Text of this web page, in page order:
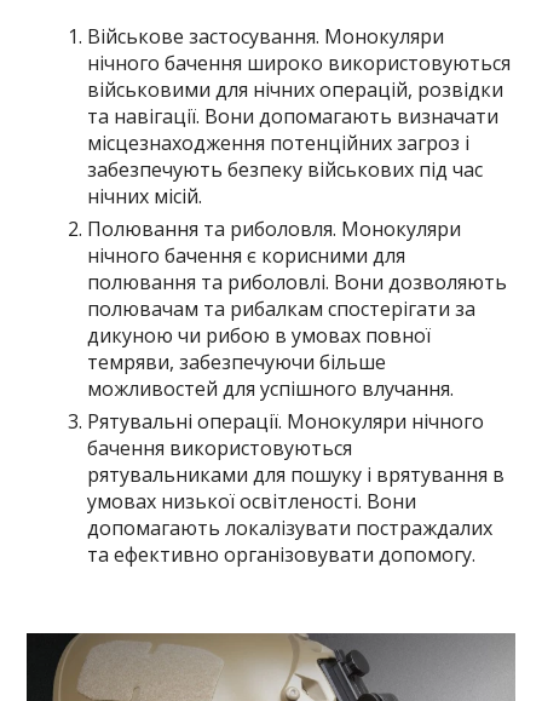
Військове застосування. Монокуляри
нічного бачення широко використовуються
військовими для нічних операцій, розвідки
та навігації. Вони допомагають визначати
місцезнаходження потенційних загроз і
забезпечують безпеку військових під час
нічних місій.
Полювання та риболовля. Монокуляри
нічного бачення є корисними для
полювання та риболовлі. Вони дозволяють
полювачам та рибалкам спостерігати за
дикуною чи рибою в умовах повної
темряви, забезпечуючи більше
можливостей для успішного влучання.
Рятувальні операції. Монокуляри нічного
бачення використовуються
рятувальниками для пошуку і врятування в
умовах низької освітленості. Вони
допомагають локалізувати постраждалих
та ефективно організовувати допомогу.